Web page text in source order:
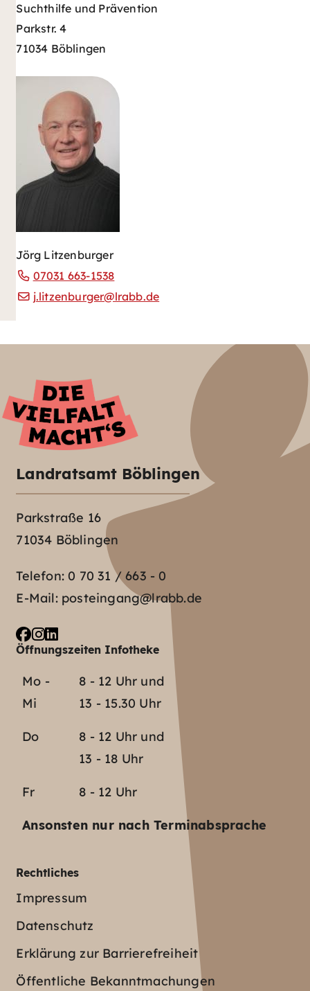
Suchthilfe und Prävention
Parkstr. 4
71034 Böblingen
Jörg Litzenburger
07031 663-1538
j.litzenburger@lrabb.de
Landratsamt Böblingen
Parkstraße 16
71034 Böblingen
Telefon:0 70 31 / 663 - 0
E-Mail: posteingang@lrabb.de
Öffnungszeiten Infotheke
Mo -
Mi
8 - 12 Uhr und
13 - 15.30 Uhr
Do
8 - 12 Uhr und
13 - 18 Uhr
Fr 8 - 12 Uhr
Ansonsten nur nach Terminabsprache
Rechtliches
Impressum
Datenschutz
Erklärung zur Barrierefreiheit
Öffentliche Bekanntmachungen